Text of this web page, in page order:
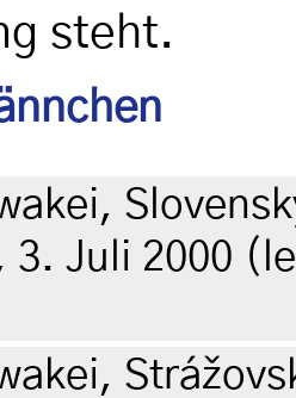
steht.
3. Juli 2000